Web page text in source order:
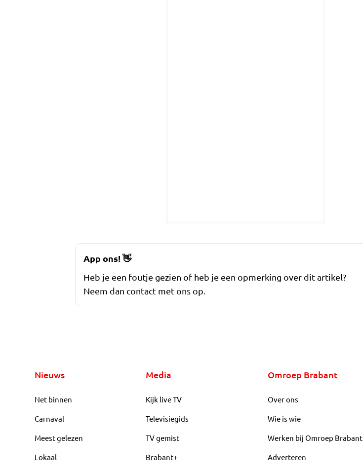
App ons!👋
Heb je een foutje gezien of heb je een opmerking over dit artikel?
Neem dan contact met ons op.
Nieuws
Net binnen
Carnaval
Meest gelezen
Lokaal
Media
Kijk live TV
Televisiegids
TV gemist
Brabant+
Omroep Brabant
Over ons
Wie is wie
Werken bij Omroep Brabant
Adverteren